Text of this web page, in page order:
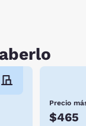
Precio
$465